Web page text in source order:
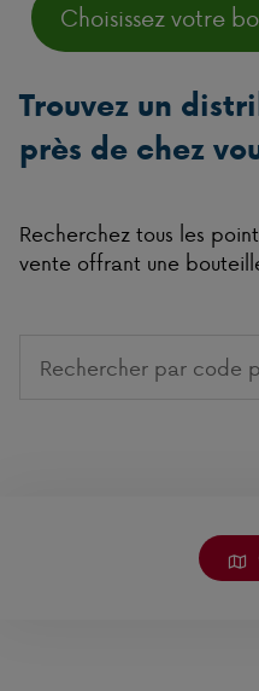
Choisissez votre
Trouvez un
près de chez
Recherchez tous les
vente offrant une
on